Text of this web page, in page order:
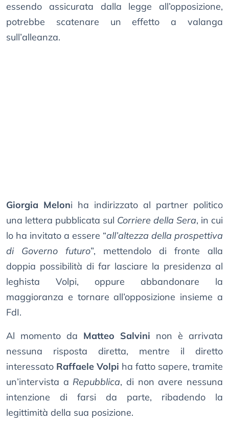
essendo assicurata dalla legge all’opposizione,
potrebbe scatenare un effetto a valanga
sull’alleanza.
Giorgia Meloni ha indirizzato al partner politico
una lettera pubblicata sul Corriere della Sera, in cui
lo ha invitato a essere “all’altezza della prospettiva
di Governo futuro”, mettendolo di fronte alla
doppia possibilità di far lasciare la presidenza al
leghista Volpi, oppure abbandonare la
maggioranza e tornare all’opposizione insieme a
FdI.
Al momento da Matteo Salvini non è arrivata
nessuna risposta diretta, mentre il diretto
interessato Raffaele Volpi ha fatto sapere, tramite
un’intervista a Repubblica, di non avere nessuna
intenzione di farsi da parte, ribadendo la
legittimità della sua posizione.